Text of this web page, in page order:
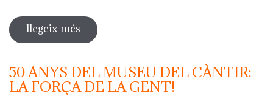
llegeix més sobre rosa agenjo: les meves
ceràmiques favorites
50 ANYS DEL MUSEU DEL CÀNTIR:
LA FORÇA DE LA GENT!